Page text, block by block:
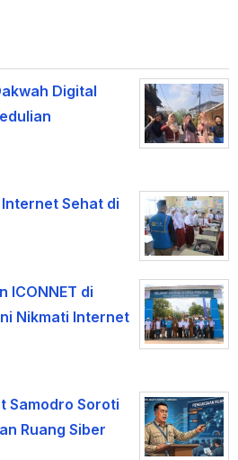
Digital
Internet Sehat di
ICONNET di
Nikmati Internet
Samodro Soroti
Ruang Siber